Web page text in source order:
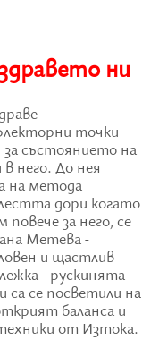
ни
–
точки
състоянието на
него. До нея
на метода
дори когато
за него, се
Метева -
и щастлив
- рускинята
са се посветили на
баланса и
от Изтока.